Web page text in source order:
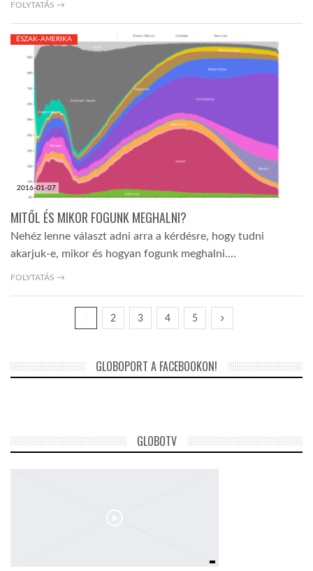
FOLYTATÁS →
2016-01-07
ÉSZAK-AMERIKA
MITŐL ÉS MIKOR FOGUNK MEGHALNI?
Nehéz lenne választ adni arra a kérdésre, hogy tudni
akarjuk-e, mikor és hogyan fogunk meghalni.…
FOLYTATÁS →
2 3 4 5
GLOBOPORT A FACEBOOKON!
GLOBOTV